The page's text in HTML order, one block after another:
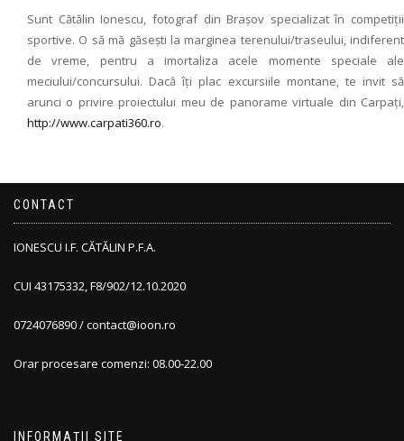
Sunt Cătălin Ionescu, fotograf din Brașov specializat în competiții
sportive. O să mă găsești la marginea terenului/traseului, indiferent
de vreme, pentru a imortaliza acele momente speciale ale
meciului/concursului. Dacă îți plac excursiile montane, te invit să
arunci o privire proiectului meu de panorame virtuale din Carpați,
http://www.carpati360.ro.
CONTACT
IONESCU I.F. CĂTĂLIN P.F.A.
CUI 43175332, F8/902/12.10.2020
0724076890 / contact@ioon.ro
Orar procesare comenzi: 08.00-22.00
INFORMAȚII SITE